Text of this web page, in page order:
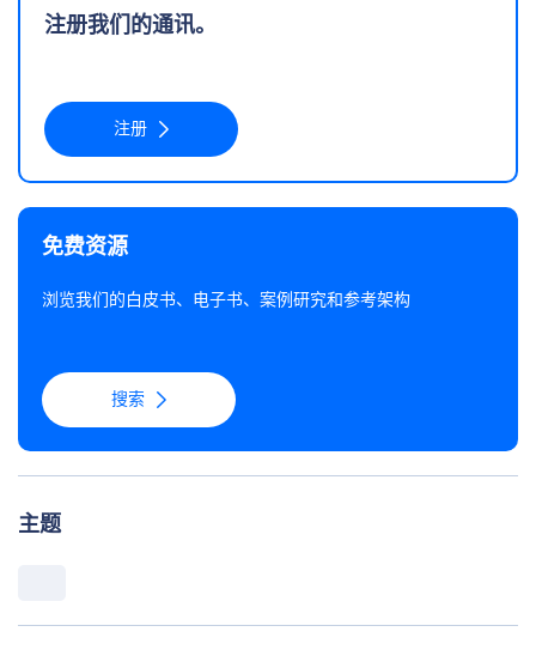
注册我们的通讯。
注册
免费资源
浏览我们的白皮书、电子书、案例研究和参考架构
搜索
主题